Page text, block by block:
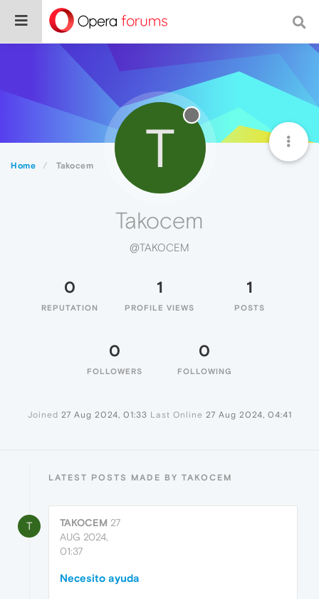
Home Takocem T
Takocem
@TAKOCEM
0
REPUTATION
1
PROFILE VIEWS
1
POSTS
0
FOLLOWERS
0
FOLLOWING
Joined 27 Aug 2024, 01:33 Last Online 27 Aug 2024, 04:41
LATEST POSTS MADE BY TAKOCEM
T TAKOCEM 27
AUG 2024,
01:37
Necesito ayuda